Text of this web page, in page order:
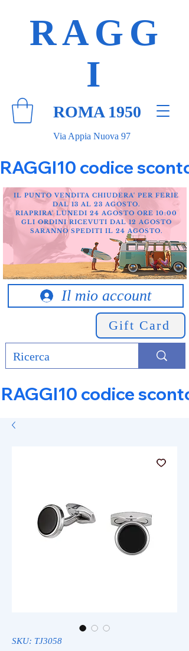
Via Appia Nuova 97
RAGG
I
ROMA 1950
RAGGI10 codice
Il mio account
Gift Card
IL PUNTO VENDITA CHIUDERA' PER FERIE
DAL 13 AL 23 AGOSTO.
RIAPRIRA' LUNEDI 24 AGOSTO ORE 10:00
GLI ORDINI RICEVUTI DAL 12 AGOSTO
SARANNO SPEDITI IL 24 AGOSTO.
RAGGI10 codice
SKU: TJ3058